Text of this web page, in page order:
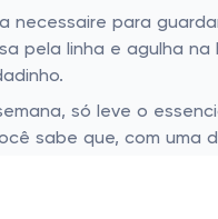
necessaire para
pela linha e agulha
só leve o
sabe que, com uma